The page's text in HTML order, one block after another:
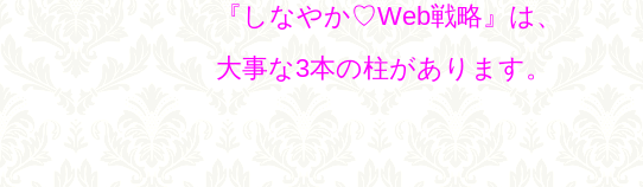
『しなやか♡Web戦略』は、
大事な3本の柱があります。